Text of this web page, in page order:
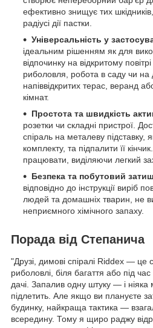
ефективно знищує тих
радіусі дії пастки.
Універсальність у
ідеальним рішенням як для
відпочинку на відкритому повітрі
риболовля, робота в саду чи на
напіввідкритих терас, веранд
кімнат.
Простота та швидкість
розетки чи складні пристрої.
спіраль на металеву підставку,
комплекту, та підпалити її
працювати, виділяючи легкий
Безпека та побутовий
відповідно до інструкції виріб
людей та домашніх тварин, не
неприємного хімічного запаху.
Порада від Степанича
"Друзі, димові спіралі Riddex — це
риболовлі, біля багаття або під
дачі. Запалив одну штуку — і
підлетить. Але якщо ви плануєте
будинку, найкраща тактика —
всередину. Тому я щиро раджу